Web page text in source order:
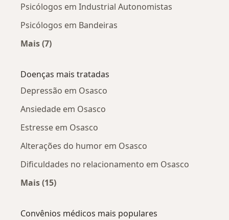
Psicólogos em Industrial Autonomistas
Psicólogos em Bandeiras
Mais (7)
Doenças mais tratadas
Depressão em Osasco
Ansiedade em Osasco
Estresse em Osasco
Alterações do humor em Osasco
Dificuldades no relacionamento em Osasco
Mais (15)
Convênios médicos mais populares